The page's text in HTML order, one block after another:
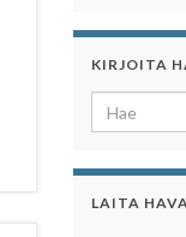
KIRJOITA
Search for:
LAITA